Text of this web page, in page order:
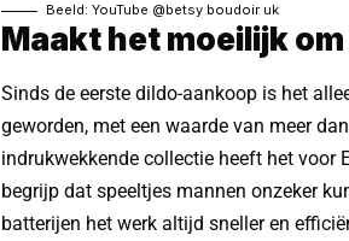
Beeld: YouTube @betsy boudoir uk
Maakt het moeilijk
Sinds de eerste dildo-aankoop is het
geworden, met een waarde van meer
indrukwekkende collectie heeft het voor
begrijp dat speeltjes mannen onzeker
batterijen het werk altijd sneller en